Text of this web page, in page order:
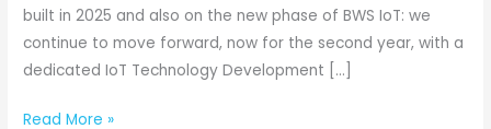
built in 2025 and also on the new phase of BWS IoT: we
continue to move forward, now for the second year, with a
dedicated IoT Technology Development […]
Read More »